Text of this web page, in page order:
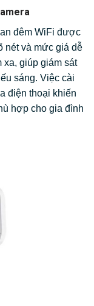
đêm WiFi được
nét và mức giá dễ
xa, giúp giám sát
sáng. Việc cài
điện thoại khiến
hợp cho gia đình